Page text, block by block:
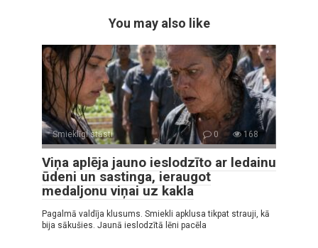
You may also like
Smieklīgi stāsti 0 168
Viņa aplēja jauno ieslodzīto ar ledainu
ūdeni un sastinga, ieraugot
medaljonu viņai uz kakla
Pagalmā valdīja klusums. Smiekli apklusa tikpat strauji, kā
bija sākušies. Jaunā ieslodzītā lēni pacēla